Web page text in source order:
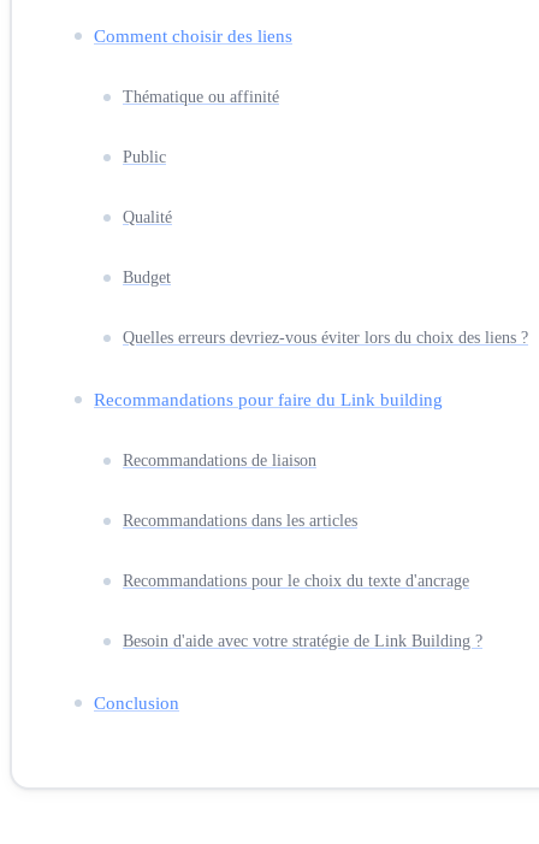
Comment choisir des liens
Thématique ou affinité
Public
Qualité
Budget
Quelles erreurs devriez-vous éviter lors du choix des liens ?
Recommandations pour faire du Link building
Recommandations de liaison
Recommandations dans les articles
Recommandations pour le choix du texte d'ancrage
Besoin d'aide avec votre stratégie de Link Building ?
Conclusion